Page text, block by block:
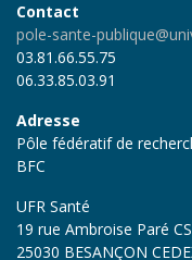
Contact
pole-sante-
03.81.66.55.75
06.33.85.03.91
Adresse
Pôle fédératif de
BFC
UFR Santé
19 rue Ambroise Paré
25030 BESANÇON